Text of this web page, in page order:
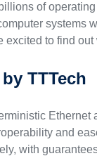
of
systems
to find
TTTech
Ethernet
and
with